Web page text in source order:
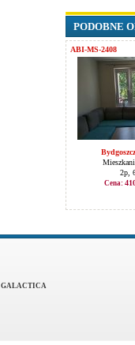
PODOBNE
ABI-MS-2408
2p,
Cena:
GALACTICA